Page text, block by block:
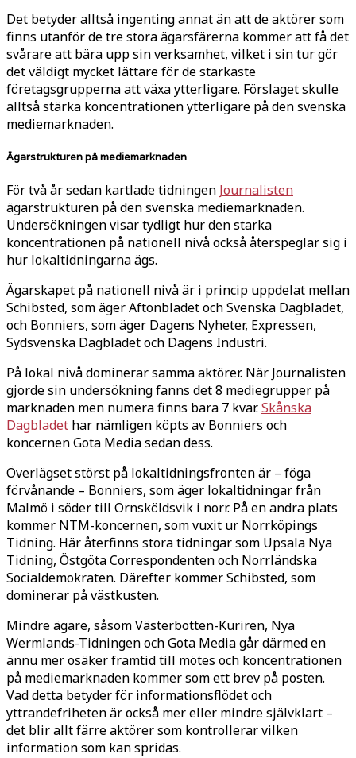
Det betyder alltså ingenting annat än att de aktörer som
finns utanför de tre stora ägarsfärerna kommer att få det
svårare att bära upp sin verksamhet, vilket i sin tur gör
det väldigt mycket lättare för de starkaste
företagsgrupperna att växa ytterligare. Förslaget skulle
alltså stärka koncentrationen ytterligare på den svenska
mediemarknaden.
Ägarstrukturen på mediemarknaden
För två år sedan kartlade tidningen Journalisten
ägarstrukturen på den svenska mediemarknaden.
Undersökningen visar tydligt hur den starka
koncentrationen på nationell nivå också återspeglar sig i
hur lokaltidningarna ägs.
Ägarskapet på nationell nivå är i princip uppdelat mellan
Schibsted, som äger Aftonbladet och Svenska Dagbladet,
och Bonniers, som äger Dagens Nyheter, Expressen,
Sydsvenska Dagbladet och Dagens Industri.
På lokal nivå dominerar samma aktörer. När Journalisten
gjorde sin undersökning fanns det 8 mediegrupper på
marknaden men numera finns bara 7 kvar.Skånska
Dagbladet har nämligen köpts av Bonniers och
koncernen Gota Media sedan dess.
Överlägset störst på lokaltidningsfronten är – föga
förvånande – Bonniers, som äger lokaltidningar från
Malmö i söder till Örnsköldsvik i norr. På en andra plats
kommer NTM-koncernen, som vuxit ur Norrköpings
Tidning. Här återfinns stora tidningar som Upsala Nya
Tidning, Östgöta Correspondenten och Norrländska
Socialdemokraten. Därefter kommer Schibsted, som
dominerar på västkusten.
Mindre ägare, såsom Västerbotten-Kuriren, Nya
Wermlands-Tidningen och Gota Media går därmed en
ännu mer osäker framtid till mötes och koncentrationen
på mediemarknaden kommer som ett brev på posten.
Vad detta betyder för informationsflödet och
yttrandefriheten är också mer eller mindre självklart –
det blir allt färre aktörer som kontrollerar vilken
information som kan spridas.